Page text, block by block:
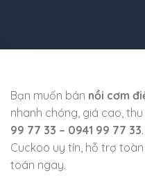
Bạn muốn bán nồi cơm
nhanh chóng, giá cao,
99 77 33 – 0941 99 77 33
Cuckoo uy tín, hỗ trợ
toán ngay.